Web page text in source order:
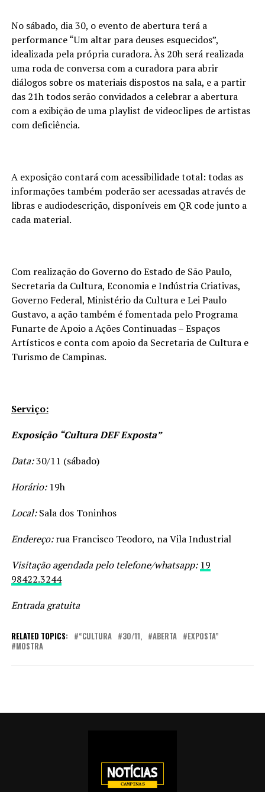
No sábado, dia 30, o evento de abertura terá a
performance “Um altar para deuses esquecidos”,
idealizada pela própria curadora. Às 20h será realizada
uma roda de conversa com a curadora para abrir
diálogos sobre os materiais dispostos na sala, e a partir
das 21h todos serão convidados a celebrar a abertura
com a exibição de uma playlist de videoclipes de artistas
com deficiência.
A exposição contará com acessibilidade total: todas as
informações também poderão ser acessadas através de
libras e audiodescrição, disponíveis em QR code junto a
cada material.
Com realização do Governo do Estado de São Paulo,
Secretaria da Cultura, Economia e Indústria Criativas,
Governo Federal, Ministério da Cultura e Lei Paulo
Gustavo, a ação também é fomentada pelo Programa
Funarte de Apoio a Ações Continuadas – Espaços
Artísticos e conta com apoio da Secretaria de Cultura e
Turismo de Campinas.
Serviço:
Exposição “Cultura DEF Exposta”
Data:30/11 (sábado)
Horário:19h
Local:Sala dos Toninhos
Endereço:rua Francisco Teodoro, na Vila Industrial
Visitação agendada pelo telefone/whatsapp: 19
98422.3244
Entrada gratuita
RELATED TOPICS: “CULTURA 30/11, ABERTA
EXPOSTA”
MOSTRA